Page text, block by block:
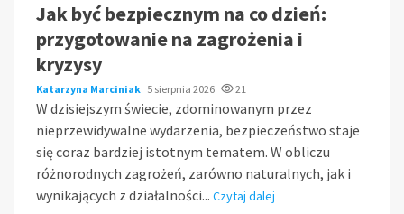
Jak być bezpiecznym na co dzień:
przygotowanie na zagrożenia i
kryzysy
Katarzyna Marciniak 5 sierpnia 2026 21
W dzisiejszym świecie, zdominowanym przez
nieprzewidywalne wydarzenia, bezpieczeństwo staje
się coraz bardziej istotnym tematem. W obliczu
różnorodnych zagrożeń, zarówno naturalnych, jak i
wynikających z działalności... Czytaj dalej